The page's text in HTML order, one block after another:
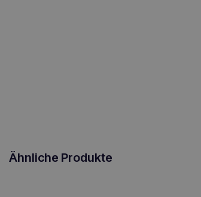
Ähnliche Produkte